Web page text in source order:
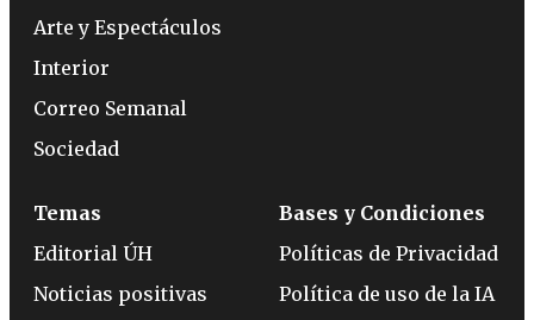
Arte y Espectáculos
Interior
Correo Semanal
Sociedad
Temas
Editorial ÚH
Noticias positivas
Bases y Condiciones
Políticas de Privacidad
Política de uso de la IA